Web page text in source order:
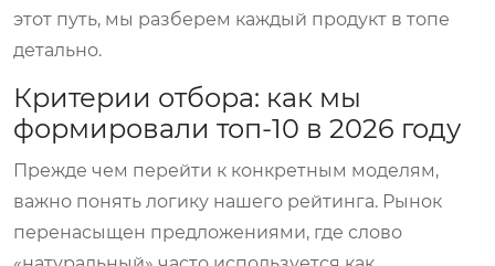
этот путь, мы разберем каждый продукт в топе
детально.
Критерии отбора: как мы
формировали топ-10 в 2026 году
Прежде чем перейти к конкретным моделям,
важно понять логику нашего рейтинга. Рынок
перенасыщен предложениями, где слово